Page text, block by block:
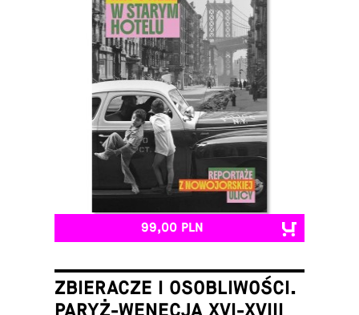
99,00 PLN
ZBIERACZE I OSOBLIWOŚCI.
PARYŻ-WENECJA XVI-XVIII